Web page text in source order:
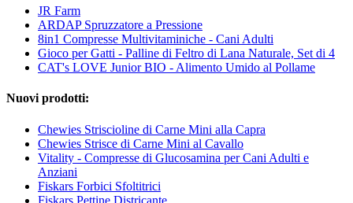
JR Farm
ARDAP Spruzzatore a Pressione
8in1 Compresse Multivitaminiche - Cani Adulti
Gioco per Gatti - Palline di Feltro di Lana Naturale, Set di 4
CAT's LOVE Junior BIO - Alimento Umido al Pollame
Nuovi prodotti:
Chewies Striscioline di Carne Mini alla Capra
Chewies Strisce di Carne Mini al Cavallo
Vitality - Compresse di Glucosamina per Cani Adulti e
Anziani
Fiskars Forbici Sfoltitrici
Fiskars Pettine Districante